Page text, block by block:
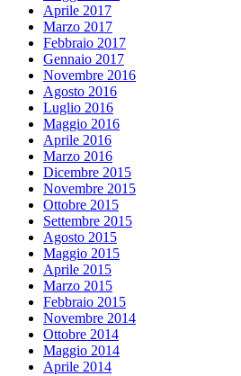
Aprile 2017
Marzo 2017
Febbraio 2017
Gennaio 2017
Novembre 2016
Agosto 2016
Luglio 2016
Maggio 2016
Aprile 2016
Marzo 2016
Dicembre 2015
Novembre 2015
Ottobre 2015
Settembre 2015
Agosto 2015
Maggio 2015
Aprile 2015
Marzo 2015
Febbraio 2015
Novembre 2014
Ottobre 2014
Maggio 2014
Aprile 2014